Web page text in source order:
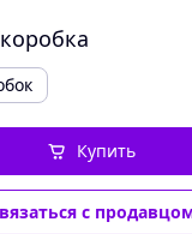
Купить
с